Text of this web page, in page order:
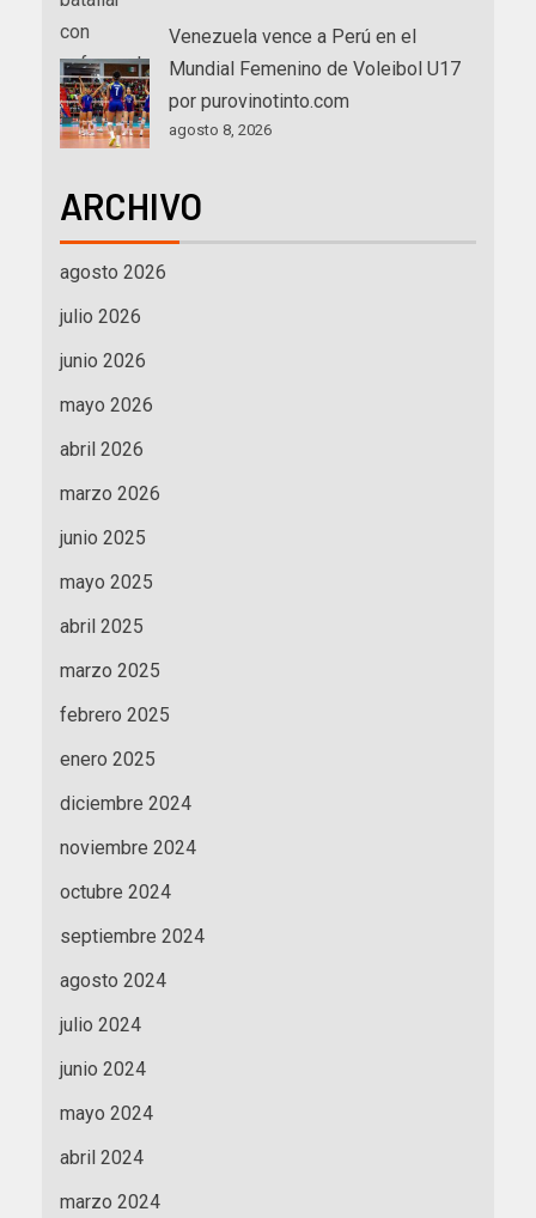
Venezuela vence a Perú en el
Mundial Femenino de Voleibol U17
por purovinotinto.com
agosto 8, 2026
ARCHIVO
agosto 2026
julio 2026
junio 2026
mayo 2026
abril 2026
marzo 2026
junio 2025
mayo 2025
abril 2025
marzo 2025
febrero 2025
enero 2025
diciembre 2024
noviembre 2024
octubre 2024
septiembre 2024
agosto 2024
julio 2024
junio 2024
mayo 2024
abril 2024
marzo 2024